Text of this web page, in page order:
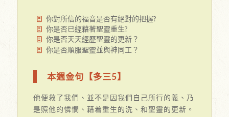
你對所信的福音是否有絕對的把握?
你是否已經藉著聖靈重生?
你是否天天經歷聖靈的更新？
你是否順服聖靈並與神同工？
本週金句【多三5】
他便救了我們、並不是因我們自己所行的義、乃
是照他的憐憫、藉着重生的洗、和聖靈的更新。